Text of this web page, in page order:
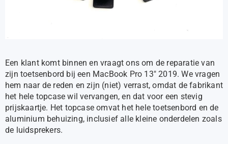
Een klant komt binnen en vraagt ons om de reparatie van
zijn toetsenbord bij een MacBook Pro 13″ 2019. We vragen
hem naar de reden en zijn (niet) verrast, omdat de fabrikant
het hele topcase wil vervangen, en dat voor een stevig
prijskaartje. Het topcase omvat het hele toetsenbord en de
aluminium behuizing, inclusief alle kleine onderdelen zoals
de luidsprekers.